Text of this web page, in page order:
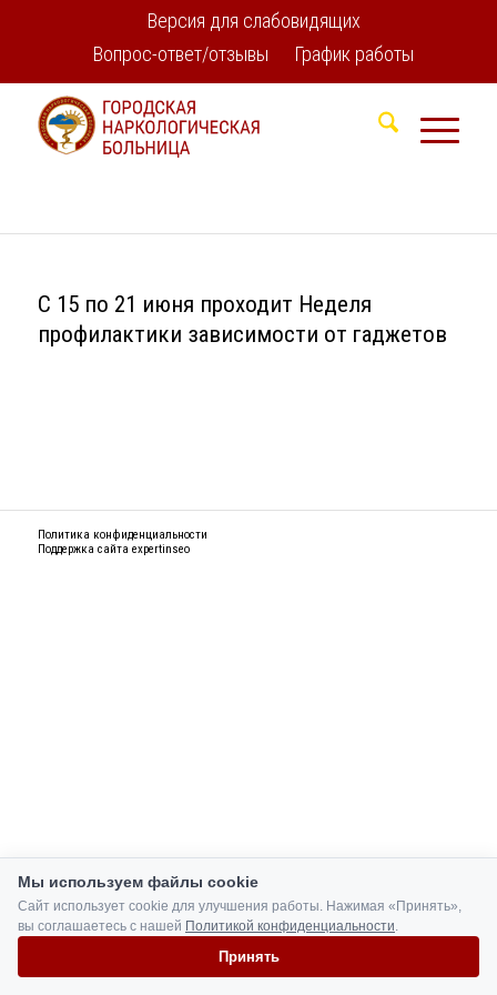
Версия для слабовидящих
Вопрос-ответ/отзывы
График работы
С 15 по 21 июня проходит Неделя
профилактики зависимости от гаджетов
Политика конфиденциальности
Поддержка сайта expertinseo
Мы используем файлы cookie
Сайт использует cookie для улучшения работы. Нажимая «Принять»,
вы соглашаетесь с нашей Политикой конфиденциальности.
Принять